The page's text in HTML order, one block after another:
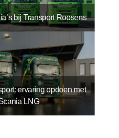
bij Transport Roosens
ervaring opdoen met
LNG